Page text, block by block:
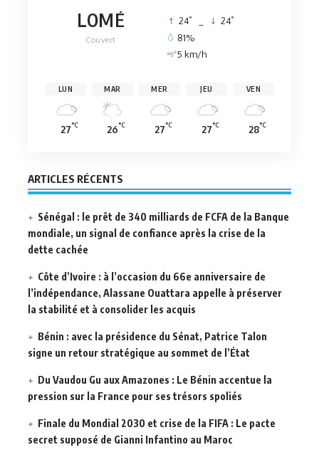
LOMÉ
Couvert
24° 24°
81%
5 km/h
LUN
27°C
MAR
26°C
MER
27°C
JEU
27°C
VEN
28°C
ARTICLES RÉCENTS
Sénégal : le prêt de 340 milliards de FCFA de la Banque
mondiale, un signal de confiance après la crise de la
dette cachée
Côte d’Ivoire : à l’occasion du 66e anniversaire de
l’indépendance, Alassane Ouattara appelle à préserver
la stabilité et à consolider les acquis
Bénin : avec la présidence du Sénat, Patrice Talon
signe un retour stratégique au sommet de l’État
Du Vaudou Gu aux Amazones : Le Bénin accentue la
pression sur la France pour ses trésors spoliés
Finale du Mondial 2030 et crise de la FIFA : Le pacte
secret supposé de Gianni Infantino au Maroc